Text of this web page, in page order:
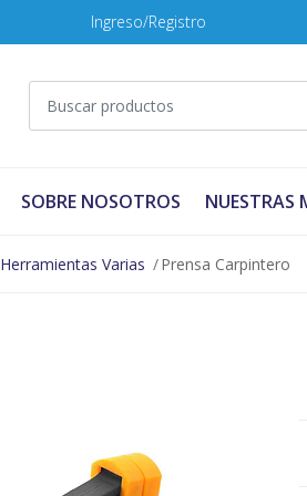
Ingreso/Registro
SOBRE NOSOTROS NUESTRAS
Herramientas Varias Prensa Carpintero